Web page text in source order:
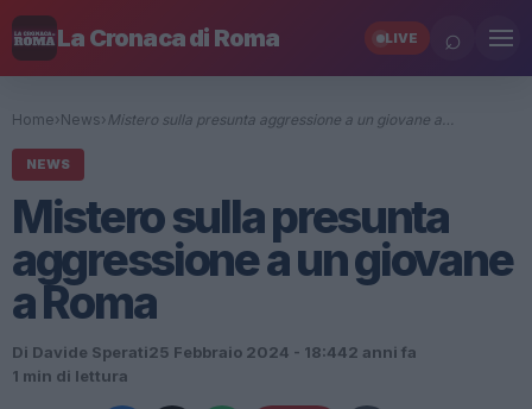
La Cronaca di Roma LIVE ⌕
Home› News› Mistero sulla presunta aggressione a un giovane a…
NEWS
Mistero sulla presunta
aggressione a un giovane
a Roma
Di Davide Sperati25 Febbraio 2024 - 18:442 anni fa
1 min di lettura